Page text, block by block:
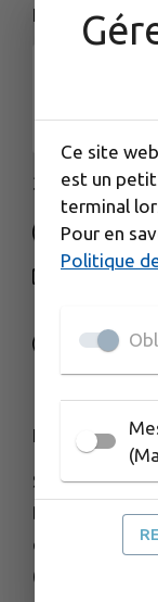
NOS
3 rue de la
NOUS
HORAIRES
Services
Du lundi au
et de 13h45 à
(accueil
Ce site
est un
terminal
Pour en
Politique